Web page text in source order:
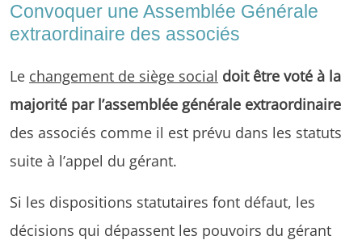
Convoquer une Assemblée Générale
extraordinaire des associés
Le changement de siège social doit être voté à la
majorité par l’assemblée générale extraordinaire
des associés comme il est prévu dans les statuts
suite à l’appel du gérant.
Si les dispositions statutaires font défaut, les
décisions qui dépassent les pouvoirs du gérant